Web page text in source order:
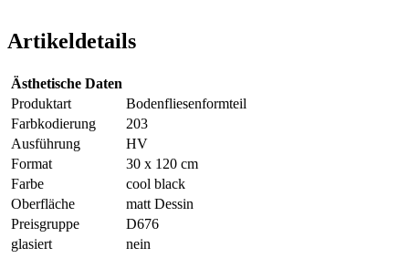
Artikeldetails
Ästhetische Daten
Produktart
Bodenfliesenformteil
Farbkodierung
203
Ausführung
HV
Format
30 x 120 cm
Farbe
cool black
Oberfläche
matt Dessin
Preisgruppe
D676
glasiert
nein